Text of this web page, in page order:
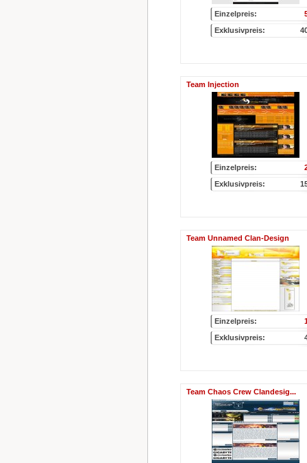
Einzelpreis:
Exklusivpreis:
Team Injection
Einzelpreis:
Exklusivpreis:
Team Unnamed Clan-Design
Einzelpreis:
Exklusivpreis:
Team Chaos Crew Clandesig...